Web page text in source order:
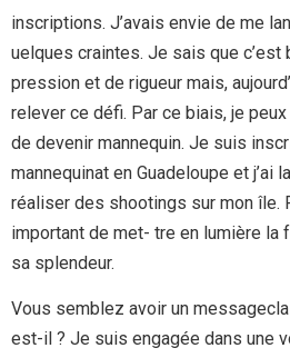
inscriptions. J’avais envie de me
uelques craintes. Je sais que c’est
pression et de rigueur mais,
relever ce défi. Par ce biais, je
de devenir mannequin. Je suis
mannequinat en Guadeloupe et j’ai
réaliser des shootings sur mon île.
important de met- tre en lumière la
sa splendeur.
Vous semblez avoir un
est-il ? Je suis engagée dans une